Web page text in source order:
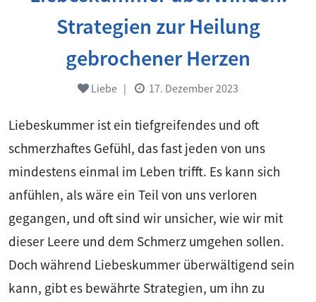
Strategien zur Heilung
gebrochener Herzen
Liebe | 17. Dezember 2023
Liebeskummer ist ein tiefgreifendes und oft
schmerzhaftes Gefühl, das fast jeden von uns
mindestens einmal im Leben trifft. Es kann sich
anfühlen, als wäre ein Teil von uns verloren
gegangen, und oft sind wir unsicher, wie wir mit
dieser Leere und dem Schmerz umgehen sollen.
Doch während Liebeskummer überwältigend sein
kann, gibt es bewährte Strategien, um ihn zu